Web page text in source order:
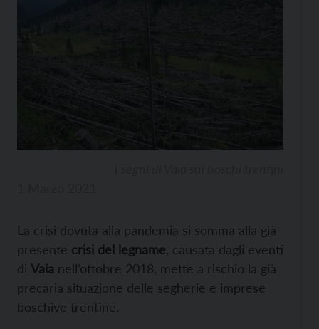
La crisi dovuta alla pandemia si somma alla già
presente crisi del legname , causata dagli eventi
di Vaia nell’ottobre 2018, mette a rischio la già
precaria situazione delle segherie e imprese
boschive trentine.